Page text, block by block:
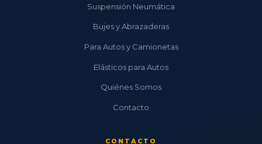
Suspensión Neumática
Bujes y Abrazaderas
Para Autos y Camionetas
Elásticos para Autos
Quiénes Somos
Contacto
CONTACTO